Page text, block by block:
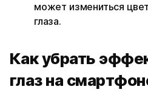
может измениться
глаза.
Как убрать
глаз на